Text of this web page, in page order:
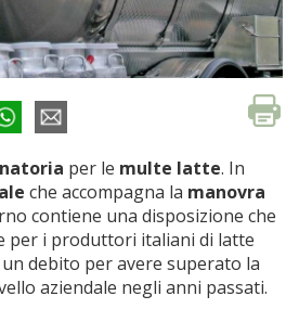
per le multe latte. In
che accompagna la manovra
contiene una disposizione che
per i produttori italiani di latte
debito per avere superato la
aziendale negli anni passati.